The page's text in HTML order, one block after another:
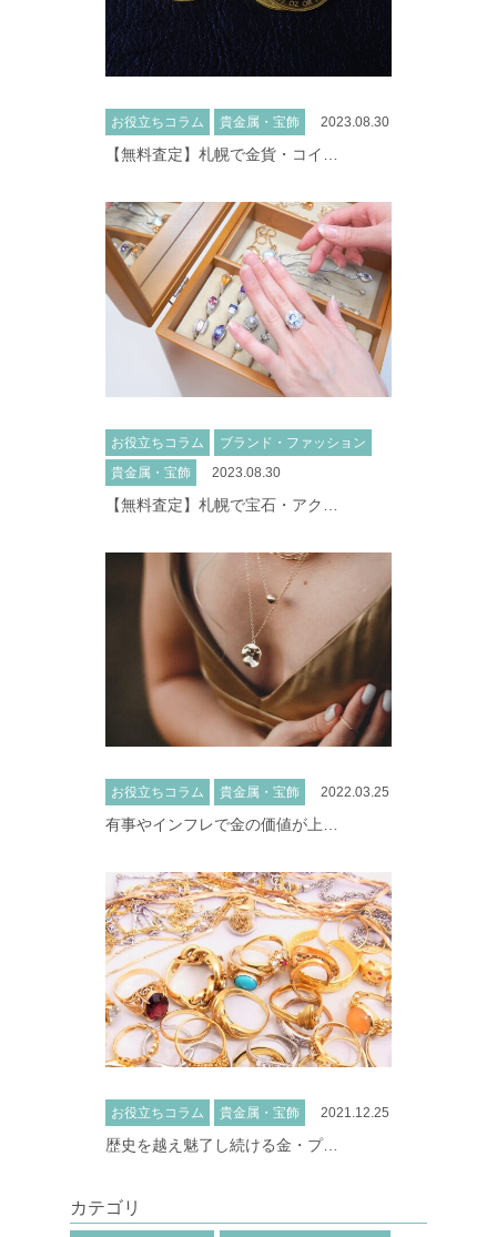
お役立ちコラム 貴金属・宝飾 2023.08.30
【無料査定】札幌で金貨・コイ…
お役立ちコラム
ブランド・ファッション
貴金属・宝飾
2023.08.30
【無料査定】札幌で宝石・アク…
お役立ちコラム 貴金属・宝飾 2022.03.25
有事やインフレで金の価値が上…
お役立ちコラム 貴金属・宝飾 2021.12.25
歴史を越え魅了し続ける金・プ…
カテゴリ